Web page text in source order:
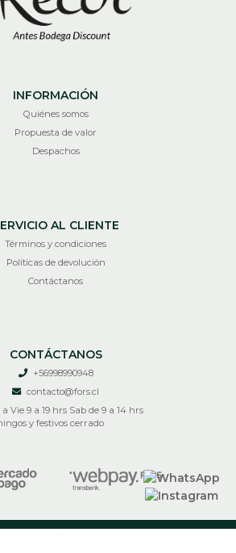
INFORMACIÓN
Quiénes somos
Propuesta de valor
Despachos
AL CLIENTE
Términos y condiciones
Políticas de devolución
Contáctanos
CONTÁCTANOS
+56998990948
contacto@fors.cl
Vie 9 a 19 hrs Sab de 9 a 14 hrs
y festivos cerrado
RECIR © 2026